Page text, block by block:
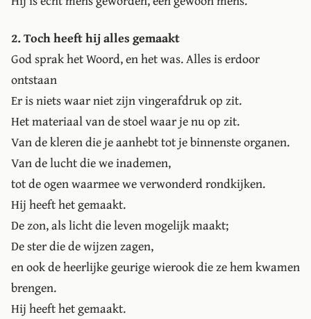
2. Toch heeft hij alles gemaakt
God sprak het Woord, en het was. Alles is erdoor
ontstaan
Er is niets waar niet zijn vingerafdruk op zit.
Het materiaal van de stoel waar je nu op zit.
Van de kleren die je aanhebt tot je binnenste organen.
Van de lucht die we inademen,
tot de ogen waarmee we verwonderd rondkijken.
Hij heeft het gemaakt.
De zon, als licht die leven mogelijk maakt;
De ster die de wijzen zagen,
en ook de heerlijke geurige wierook die ze hem kwamen
brengen.
Hij heeft het gemaakt.